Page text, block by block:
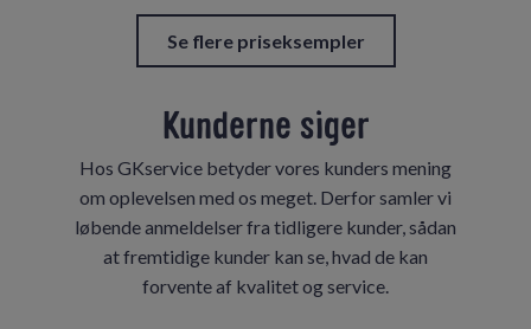
Se flere priseksempler
Kunderne siger
Hos GKservice betyder vores kunders mening
om oplevelsen med os meget. Derfor samler vi
løbende anmeldelser fra tidligere kunder, sådan
at fremtidige kunder kan se, hvad de kan
forvente af kvalitet og service.